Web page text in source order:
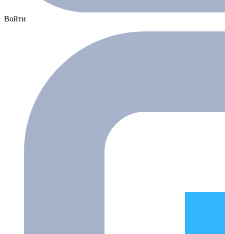
Войти